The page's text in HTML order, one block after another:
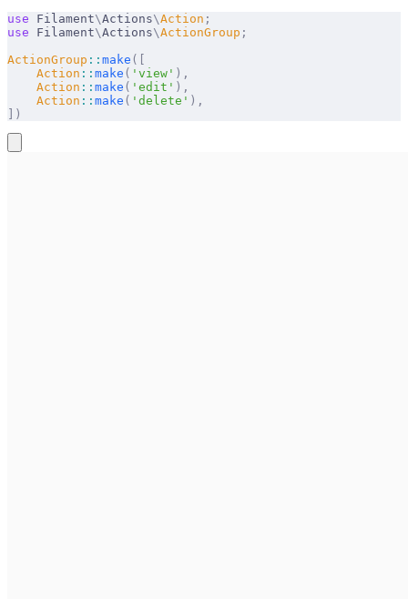
use Filament\Actions\Action ;
use Filament\Actions\ActionGroup ;
ActionGroup :: make ([
    Action
:: make ( 'view' ),
    Action
:: make ( 'edit' ),
    Action
:: make ( 'delete' ),
])